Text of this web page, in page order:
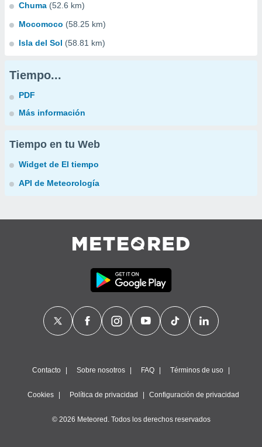
Chuma (52.6 km)
Mocomoco (58.25 km)
Isla del Sol (58.81 km)
Tiempo...
PDF
Más información
Tiempo en tu Web
Widget de El tiempo
API de Meteorología
Contacto Sobre nosotros FAQ Términos de uso
Cookies Política de privacidad Configuración de privacidad
© 2026 Meteored. Todos los derechos reservados